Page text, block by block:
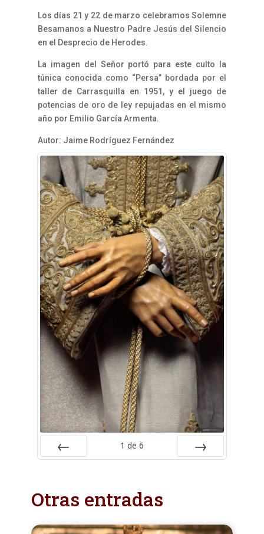
Los días 21 y 22 de marzo celebramos Solemne
Besamanos a Nuestro Padre Jesús del Silencio
en el Desprecio de Herodes.
La imagen del Señor portó para este culto la
túnica conocida como “Persa” bordada por el
taller de Carrasquilla en 1951, y el juego de
potencias de oro de ley repujadas en el mismo
año por Emilio García Armenta.
Autor: Jaime Rodríguez Fernández
1 de 6
Otras entradas